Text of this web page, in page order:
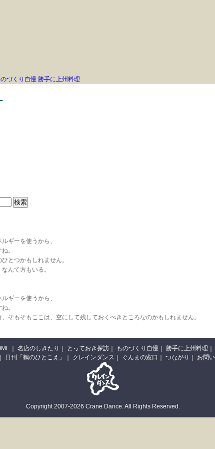
のづくり自慢 勝手に上州料理
ギーを使うから、
。
とつかもしれません。
んて方もいる。
ギーを使うから、
。
そもそもここは、空にして残しておくべきところなのかもしれません。
名店のしきたり とっておき探訪 ものづくり自慢 勝手に上州料理
日刊「鶴のひとこえ」 クレインダンス ぐんまの窓口 つながり お問
Copyright 2007-2026 Crane Dance. All Rights Reserved.